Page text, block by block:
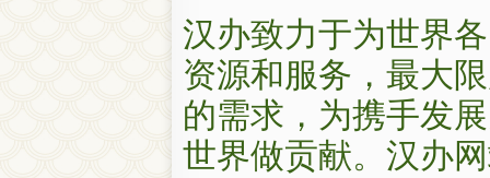
汉办致力于为世界
资源和服务，最大
的需求，为携手发
世界做贡献。汉办